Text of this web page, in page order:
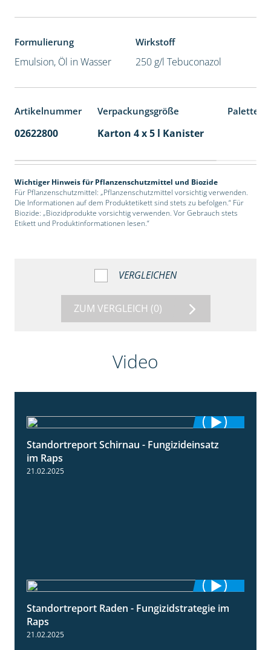
Formulierung
Emulsion, Öl in Wasser
Wirkstoff
250 g/l Tebuconazol
Artikelnummer Verpackungsgröße
02622800 Karton 4 x 5 l Kanister
Wichtiger Hinweis für Pflanzenschutzmittel und Biozide
Für Pflanzenschutzmittel: „Pflanzenschutzmittel vorsichtig verwenden.
Die Informationen auf dem Produktetikett sind stets zu befolgen.“ Für
Biozide: „Biozidprodukte vorsichtig verwenden. Vor Gebrauch stets
Etikett und Produktinformationen lesen.“
VERGLEICHEN
ZUM VERGLEICH (0)
Video
4:48
Standortreport Schirnau - Fungizideinsatz
im Raps
21.02.2025
5:08
Standortreport Raden - Fungizidstrategie im
Raps
21.02.2025